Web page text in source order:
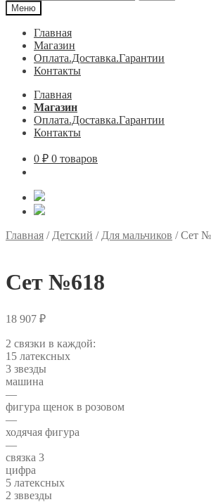
Меню
Главная
Магазин
Оплата.Доставка.Гарантии
Контакты
Главная
Магазин
Оплата.Доставка.Гарантии
Контакты
0 ₽ 0 товаров
Главная / Детский / Для мальчиков /Сет
Сет №618
18 907 ₽
2 связки в каждой:
15 латексных
3 звезды
машина
—
фигура щенок в розовом
—
ходячая фигура
—
связка 3
цифра
5 латексных
2 зввезды